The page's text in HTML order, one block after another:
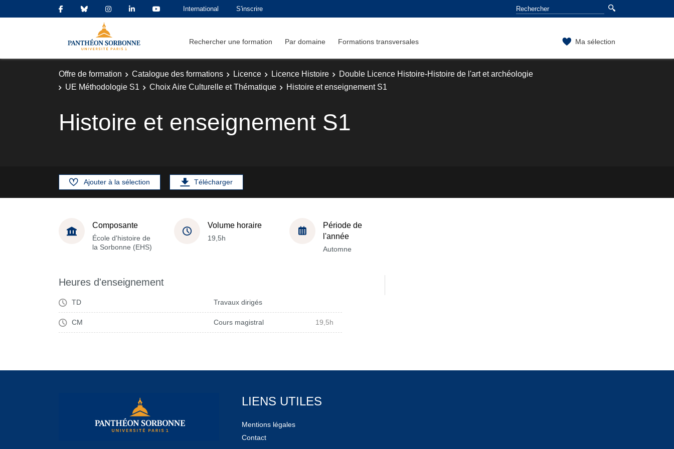
International S'inscrire
Rechercher une formation Par domaine Formations transversales Ma sélection
Offre de formation Catalogue des formations Licence Licence Histoire
Double Licence Histoire-Histoire de l'art et archéologie
UE Méthodologie S1
Choix Aire Culturelle et Thématique Histoire et enseignement S1
Histoire et enseignement S1
Ajouter à la sélection Télécharger
Composante
École d'histoire de
la Sorbonne (EHS)
Volume horaire
19,5h
Période de
l'année
Automne
Heures d'enseignement
TD Travaux dirigés
CM Cours magistral 19,5h
LIENS UTILES
Mentions légales
Contact